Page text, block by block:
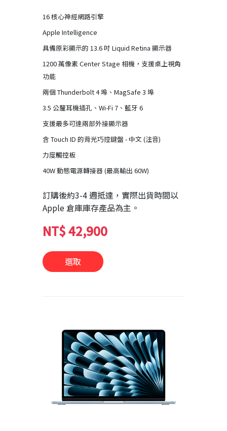
16 核心神經網路引擎
Apple Intelligence
具備原彩顯示的 13.6 吋 Liquid Retina 顯示器
1200 萬像素 Center Stage 相機，支援桌上視角
功能
兩個 Thunderbolt 4 埠、MagSafe 3 埠
3.5 公釐耳機插孔、Wi-Fi 7、藍牙 6
支援最多可達兩部外接顯示器
含 Touch ID 的背光巧控鍵盤 - 中文 (注音)
力度觸控板
40W 動態電源轉接器 (最高輸出 60W)
訂購後約3-4 週抵達 ，實際出貨時間以
Apple 倉庫庫存產品為主。
NT$ 42,900